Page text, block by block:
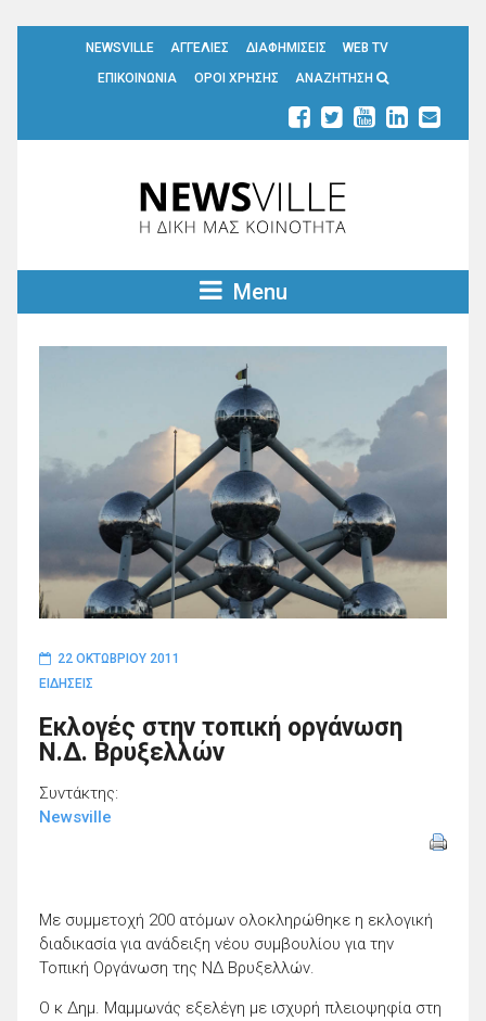
NEWSVILLE ΑΓΓΕΛΙΕΣ ΔΙΑΦΗΜΙΣΕΙΣ
WEB TV
ΕΠΙΚΟΙΝΩΝΙΑ
ΟΡΟΙ ΧΡΗΣΗΣ ΑΝΑΖΗΤΗΣΗ
Menu
22 ΟΚΤΩΒΡΊΟΥ 2011
ΕΙΔΗΣΕΙΣ
Εκλογές στην τοπική οργάνωση
Ν.Δ. Βρυξελλών
Συντάκτης:
Newsville
Με συμμετοχή 200 ατόμων ολοκληρώθηκε η εκλογική
διαδικασία για ανάδειξη νέου συμβουλίου για την
Τοπική Οργάνωση της ΝΔ Βρυξελλών.
Ο κ Δημ. Μαμμωνάς εξελέγη με ισχυρή πλειοψηφία στη